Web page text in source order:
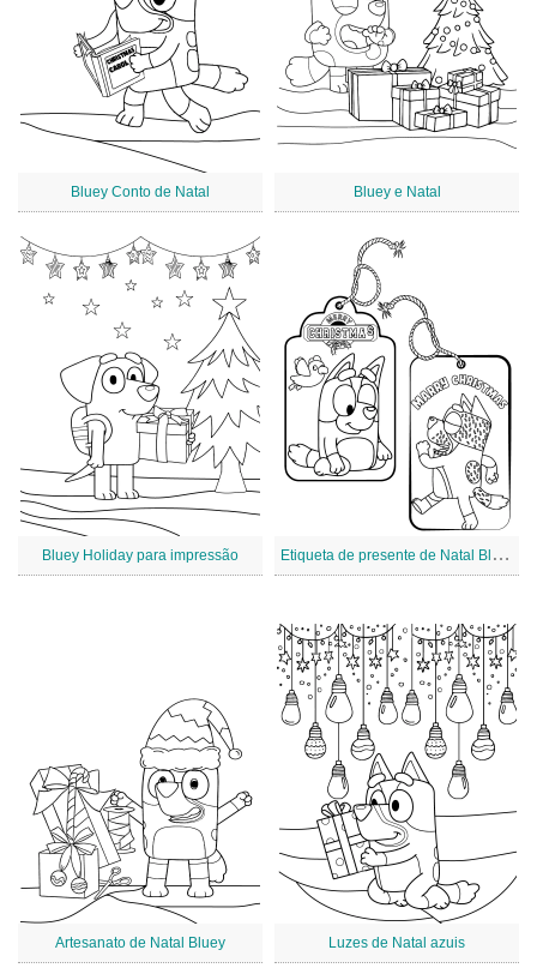
Bluey Conto de Natal Bluey e Natal
Bluey Holiday para impressão E
tiqueta de presente de Natal Bluey
Artesanato de Natal Bluey Luzes de Natal azuis